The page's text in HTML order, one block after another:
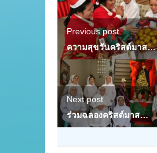
Previous post
ความสุขวันคริสต์มาส…
Next post
ร่วมฉลองคริสต์มาส…